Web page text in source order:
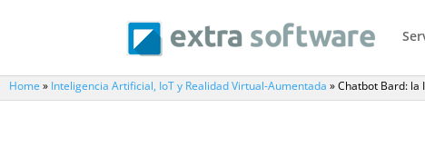
Home » Inteligencia Artificial, IoT y Realidad Virtual-Aumentada »Chatbot Bard: la